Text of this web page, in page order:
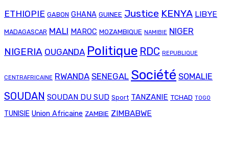
ETHIOPIE GABON GHANA GUINEE Justice KENYA LIBYE
MADAGASCAR MALI MAROC MOZAMBIQUE NAMIBIE NIGER
NIGERIA OUGANDA Politique RDC REPUBLIQUE
CENTRAFRICAINE RWANDA SENEGAL Société SOMALIE
SOUDAN SOUDAN DU SUD Sport TANZANIE TCHAD TOGO
TUNISIE Union Africaine ZAMBIE ZIMBABWE